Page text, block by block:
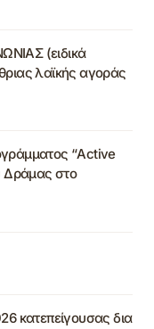
(ειδικά
λαϊκής αγοράς
“Active
Δράμας στο
κατεπείγουσας δια